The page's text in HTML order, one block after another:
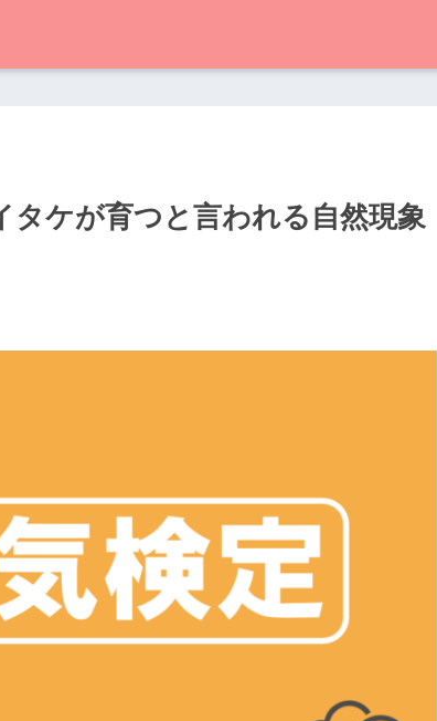
タケが育つと言われる自然現象